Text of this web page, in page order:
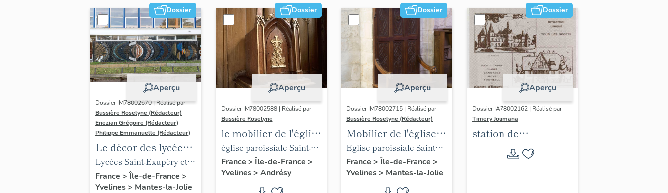
Dossier
Aperçu
Dossier IM78002670 | Réalisé par
Bussière Roselyne (Rédacteur) -
Enezian Grégoire (Rédacteur) -
Philippe Emmanuelle (Rédacteur)
Le décor des lycées
de Mantes
Lycées Saint-Exupéry et
Jean Rostand
France > Île-de-France >
Yvelines> Mantes-la-Jolie
Dossier
Aperçu
Dossier IM78002588 | Réalisé par
Bussière Roselyne
le mobilier de l'église
Saint-Germain-de-
Paris (liste
supplémentaire)
église paroissiale Saint-
Germain
France > Île-de-France >
Yvelines> Andrésy
Dossier
Aperçu
Dossier IM78002715 | Réalisé par
Bussière Roselyne (Rédacteur)
Mobilier de l'église
Sainte-Anne de
Gassicourt
Eglise paroissiale Sainte-
Anne
France > Île-de-France >
Yvelines> Mantes-la-Jolie
Dossier
Aperçu
Dossier IA78002162 | Réalisé par
Timery Joumana
station de
villégiature
d'Elisabethville